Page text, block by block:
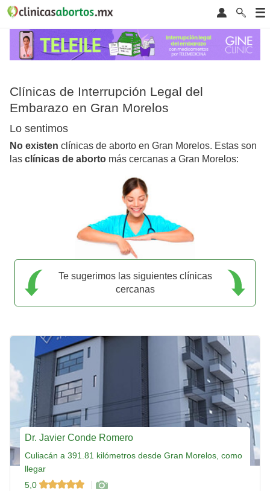
Clínicas de Interrupción Legal del
Embarazo en Gran Morelos
Lo sentimos
No existen clínicas de aborto en Gran Morelos. Estas son
las clínicas de aborto más cercanas a Gran Morelos:
Te sugerimos las siguientes clínicas
cercanas
Dr. Javier Conde Romero
Culiacán a 391.81 kilómetros desde Gran Morelos, como
llegar
5,0